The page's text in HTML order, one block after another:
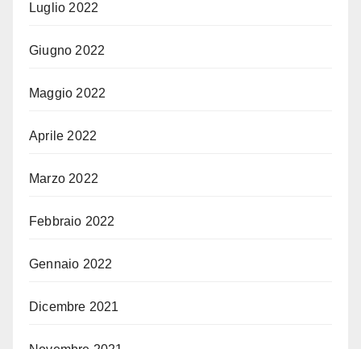
Luglio 2022
Giugno 2022
Maggio 2022
Aprile 2022
Marzo 2022
Febbraio 2022
Gennaio 2022
Dicembre 2021